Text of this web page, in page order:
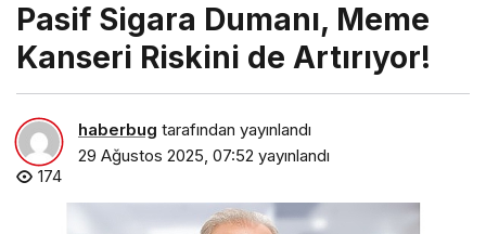
Pasif Sigara Dumanı, Meme
Kanseri Riskini de Artırıyor!
haberbug tarafından yayınlandı
29 Ağustos 2025, 07:52 yayınlandı
174